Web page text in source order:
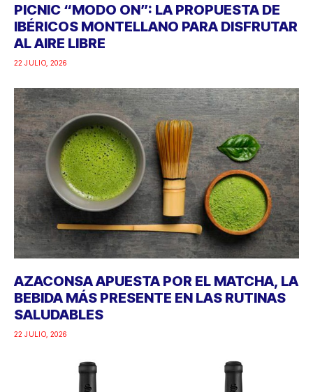
PICNIC “MODO ON”: LA PROPUESTA DE
IBÉRICOS MONTELLANO PARA DISFRUTAR
AL AIRE LIBRE
22 JULIO, 2026
AZACONSA APUESTA POR EL MATCHA, LA
BEBIDA MÁS PRESENTE EN LAS RUTINAS
SALUDABLES
22 JULIO, 2026